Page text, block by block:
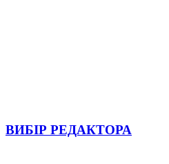
ВИБІР РЕДАКТОРА